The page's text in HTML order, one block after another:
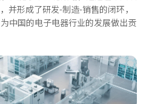
并形成了研发-制造-销售的闭环，
中国的电子电器行业的发展做出贡